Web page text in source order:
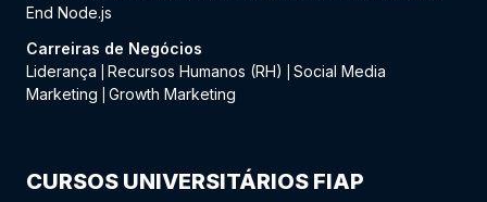
End Node.js
Carreiras de Negócios
Liderança
Recursos Humanos (RH)
Social Media
Marketing
Growth Marketing
CURSOS UNIVERSITÁRIOS FIAP